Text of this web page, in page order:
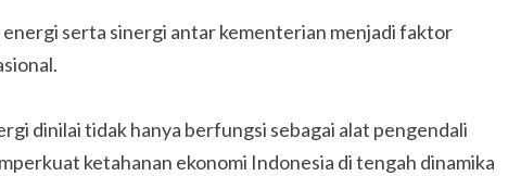
serta sinergi antar kementerian menjadi faktor
dinilai tidak hanya berfungsi sebagai alat pengendali
ketahanan ekonomi Indonesia di tengah dinamika